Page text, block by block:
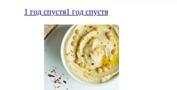
1 год спустя1 год спустя